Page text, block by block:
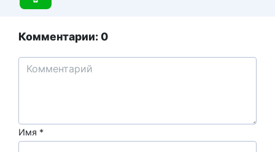
Комментарии: 0
Имя *